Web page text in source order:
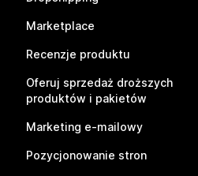
Marketplace
Recenzje produktu
Oferuj sprzedaż droższych
produktów i pakietów
Marketing e-mailowy
Pozycjonowanie stron